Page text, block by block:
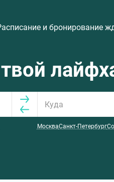
и бронирование
МоскваСанкт-Петербург